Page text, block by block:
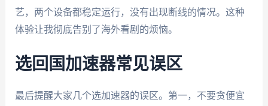
艺，两个设备都稳定运行，没有出现断线的情况。这种
体验让我彻底告别了海外看剧的烦恼。
选回国加速器常见误区
最后提醒大家几个选加速器的误区。第一，不要贪便宜